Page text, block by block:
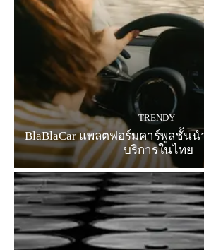
TRENDY
BlaBlaCar แพลตฟอร์มคาร์พูลชั้นน
บริการในไทย